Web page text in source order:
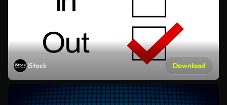
iStock Download